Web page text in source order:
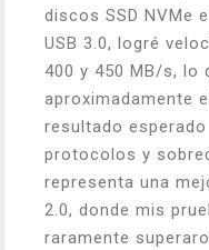
discos SSD NVMe
USB 3.0, logré
400 y 450 MB/s, lo
aproximadamente
resultado
protocolos y
representa una
2.0, donde mis
raramente